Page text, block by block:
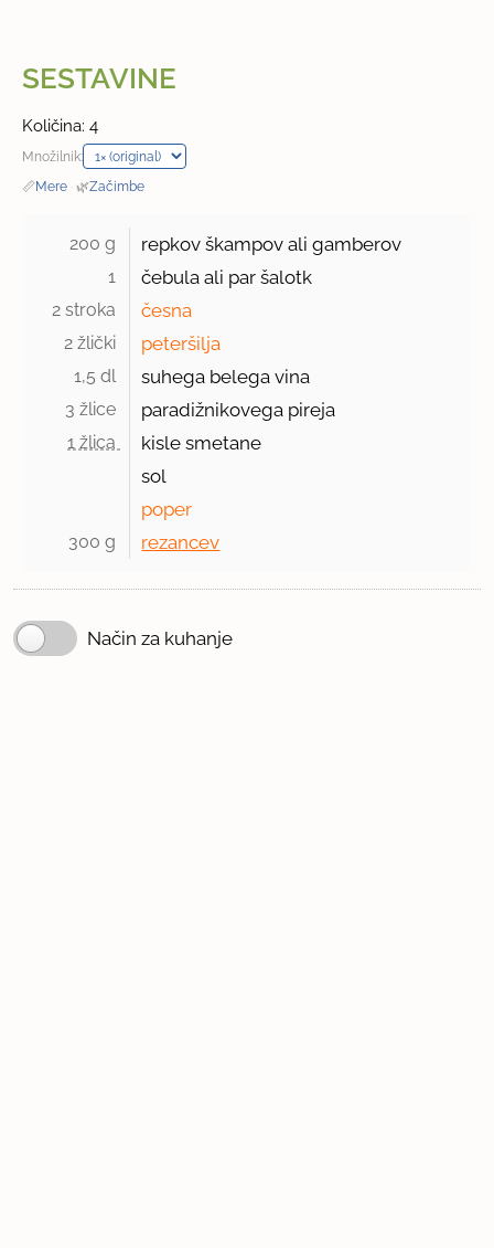
SESTAVINE
Količina: 4
Množilnik:
📏Mere · 🌿Začimbe
200 g repkov škampov ali gamberov
1 čebula ali par šalotk
2 stroka česna
2 žlički peteršilja
1,5 dl suhega belega vina
3 žlice paradižnikovega pireja
1 žlica
kisle smetane
sol
poper
300 g rezancev
Način za kuhanje